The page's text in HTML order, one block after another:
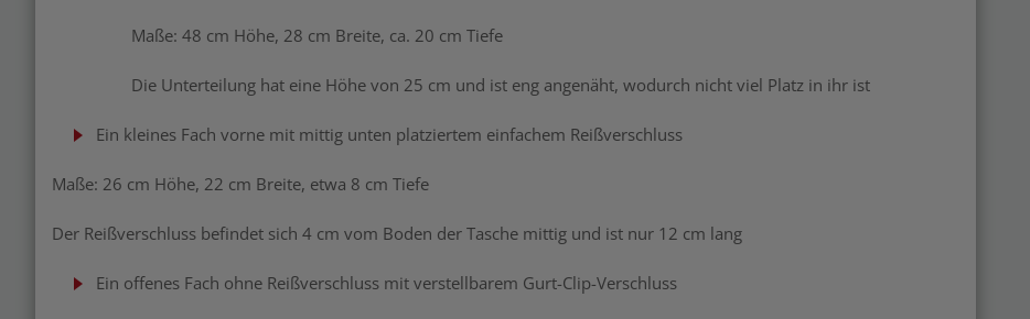
Maße: 48 cm Höhe, 28 cm Breite, ca. 20 cm Tiefe
Die Unterteilung hat eine Höhe von 25 cm und ist eng angenäht, wodurch nicht viel Platz in ihr ist
Ein kleines Fach vorne mit mittig unten platziertem einfachem Reißverschluss
Maße: 26 cm Höhe, 22 cm Breite, etwa 8 cm Tiefe
Der Reißverschluss befindet sich 4 cm vom Boden der Tasche mittig und ist nur 12 cm lang
Ein offenes Fach ohne Reißverschluss mit verstellbarem Gurt-Clip-Verschluss